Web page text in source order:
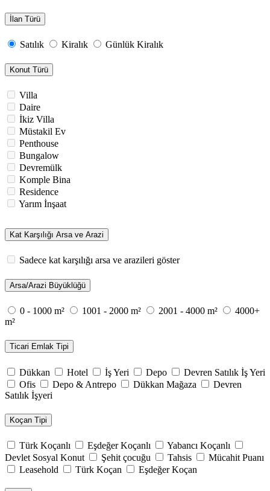
İlan Türü
Satılık Kiralık Günlük Kiralık
Konut Türü
Villa
Daire
İkiz Villa
Müstakil Ev
Penthouse
Bungalow
Devremülk
Komple Bina
Residence
Yarım İnşaat
Kat Karşılığı Arsa ve Arazi
Sadece kat karşılığı arsa ve arazileri göster
Arsa/Arazi Büyüklüğü
0 - 1000 m² 1001 - 2000 m² 2001 - 4000 m²
4000+
m²
Ticari Emlak Tipi
Dükkan Hotel İş Yeri Depo
Devren Satılık İş Yeri
Ofis
Depo & Antrepo Dükkan Mağaza
Devren
Satılık İşyeri
Koçan Tipi
Türk Koçanlı Eşdeğer Koçanlı
Yabancı Koçanlı
Devlet Sosyal Konut
Şehit çocuğu Tahsis
Mücahit Puanı
Leasehold
Türk Koçan Eşdeğer Koçan